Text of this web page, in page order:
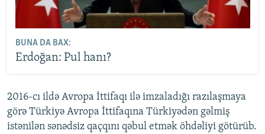
BUNA DA BAX:
Erdoğan: Pul hanı?
2016-cı ildə Avropa İttifaqı ilə imzaladığı razılaşmaya
görə Türkiyə Avropa İttifaqına Türkiyədən gəlmiş
istənilən sənədsiz qaçqını qəbul etmək öhdəliyi götürüb.